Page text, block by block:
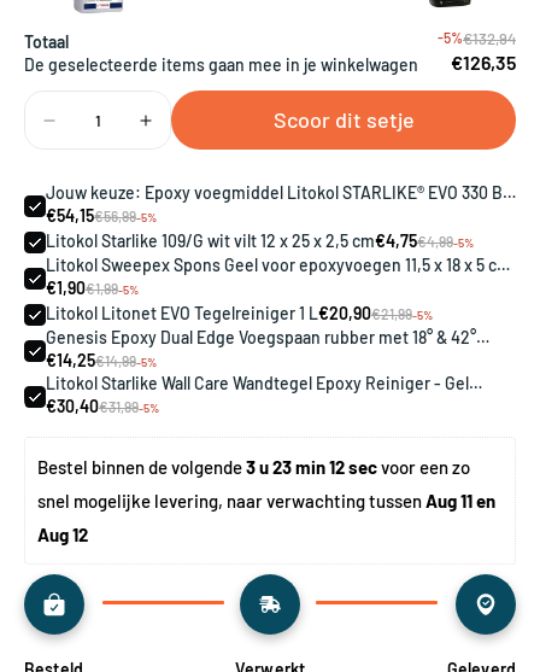
Totaal
De geselecteerde items gaan mee in je winkelwagen
-5%€132,94
€126,35
Scoor dit setje
Jouw keuze: Epoxy voegmiddel Litokol STARLIKE® EVO 330 Blu
avio 2,5 kg
€54,15€56,99-5%
Litokol Starlike 109/G wit vilt 12 x 25 x 2,5 cm€4,75€4,99-5%
Litokol Sweepex Spons Geel voor epoxyvoegen 11,5 x 18 x 5 cm
(128G0001)
€1,90€1,99-5%
Litokol Litonet EVO Tegelreiniger 1 L€20,90€21,99-5%
Genesis Epoxy Dual Edge Voegspaan rubber met 18° & 42°
randen
€14,25€14,99-5%
Litokol Starlike Wall Care Wandtegel Epoxy Reiniger - Gel
Ontvetter - 0,75 L
€30,40€31,99-5%
Bestel binnen de volgende 3 u 23 min 11 sec voor een zo
snel mogelijke levering, naar verwachting tussen Aug 11 en
Aug 12